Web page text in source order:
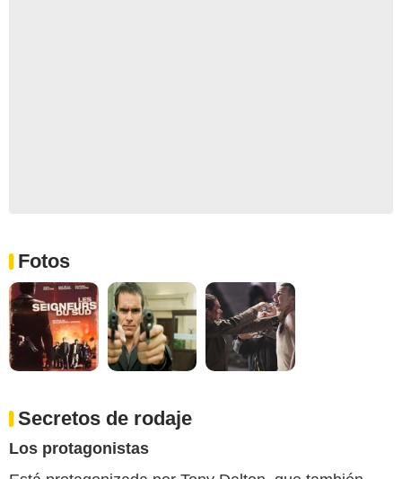
Fotos
Secretos de rodaje
Los protagonistas